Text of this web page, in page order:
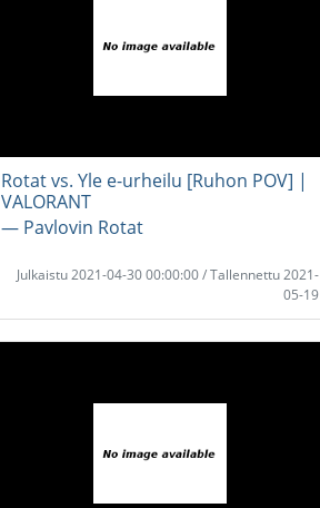
Rotat vs. Yle e-urheilu [Ruhon POV] |
VALORANT
― Pavlovin Rotat
Julkaistu 2021-04-30 00:00:00 / Tallennettu 2021-
05-19